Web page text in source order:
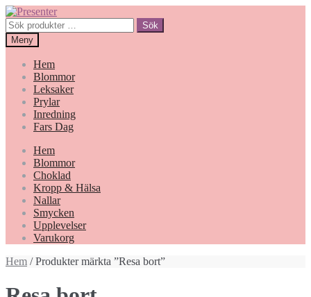
Hoppa
till
navigering
Gå
till
innehåll
Sök
efter:
Sök
Meny
Hem
Blommor
Leksaker
Prylar
Inredning
Fars Dag
Hem
Blommor
Choklad
Kropp & Hälsa
Nallar
Smycken
Upplevelser
Varukorg
Hem / Produkter märkta ”Resa bort”